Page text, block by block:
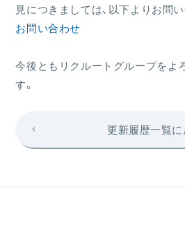
見につきましては、以下よりお問
お問い合わせ
今後ともリクルートグループをよ
す。
更新履歴一覧に